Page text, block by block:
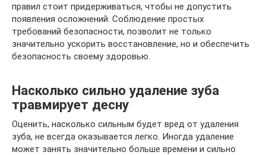
правил стоит придерживаться, чтобы не допустить
появления осложнений. Соблюдение простых
требований безопасности, позволит не только
значительно ускорить восстановление, но и обеспечить
безопасность своему здоровью.
Насколько сильно удаление зуба
травмирует десну
Оценить, насколько сильным будет вред от удаления
зуба, не всегда оказывается легко. Иногда удаление
может занять значительно больше времени и сильно